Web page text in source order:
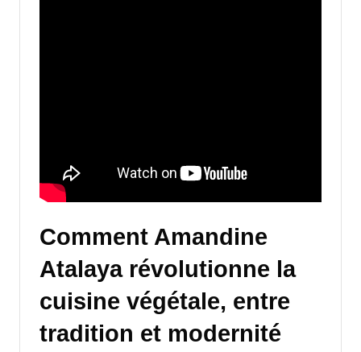
Comment Amandine
Atalaya révolutionne la
cuisine végétale, entre
tradition et modernité